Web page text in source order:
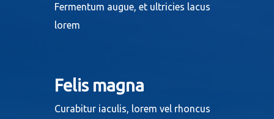
Fermentum augue, et ultricies lacus
lorem
Felis magna
Curabitur iaculis, lorem vel rhoncus